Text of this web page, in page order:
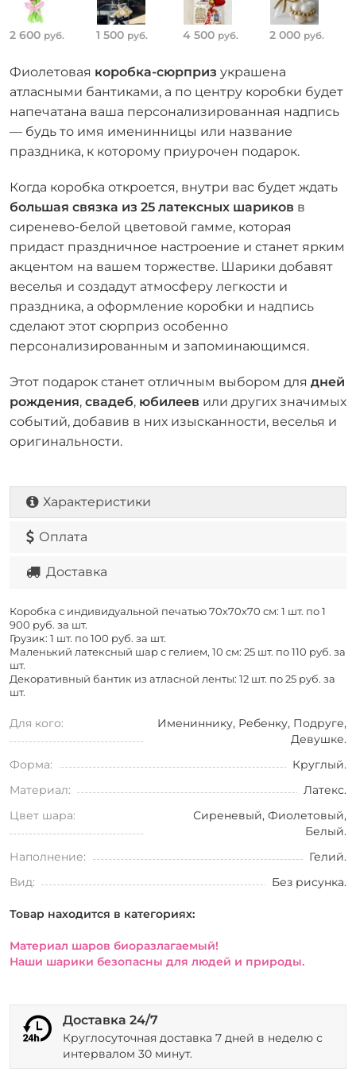
2 600 руб. 1 500 руб. 4 500 руб. 2 000 руб.
Фиолетовая коробка-сюрприз украшена
атласными бантиками, а по центру коробки будет
напечатана ваша персонализированная надпись
— будь то имя именинницы или название
праздника, к которому приурочен подарок.
Когда коробка откроется, внутри вас будет ждать
большая связка из 25 латексных шариков в
сиренево-белой цветовой гамме, которая
придаст праздничное настроение и станет ярким
акцентом на вашем торжестве. Шарики добавят
веселья и создадут атмосферу легкости и
праздника, а оформление коробки и надпись
сделают этот сюрприз особенно
персонализированным и запоминающимся.
Этот подарок станет отличным выбором для дней
рождения, свадеб, юбилеев или других значимых
событий, добавив в них изысканности, веселья и
оригинальности.
Характеристики
Оплата
Доставка
Коробка с индивидуальной печатью 70х70х70 см: 1 шт. по 1
900 руб. за шт.
Грузик: 1 шт. по 100 руб. за шт.
Маленький латексный шар с гелием, 10 см: 25 шт. по 110 руб. за
шт.
Декоративный бантик из атласной ленты: 12 шт. по 25 руб. за
шт.
Для кого:
Имениннику, Ребенку, Подруге,
Девушке.
Форма:
Круглый.
Материал:
Латекс.
Цвет шара:
Сиреневый, Фиолетовый,
Белый.
Наполнение:
Гелий.
Вид:
Без рисунка.
Товар находится в категориях:
Материал шаров биоразлагаемый!
Наши шарики безопасны для людей и природы.
Доставка 24/7
Круглосуточная доставка 7 дней в неделю с
интервалом 30 минут.